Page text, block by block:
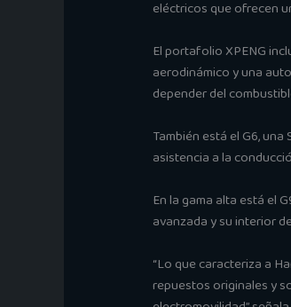
eléctricos que ofrecen
El portafolio XPENG
aerodinámico y una
depender del
También está el G6,
asistencia a la
En la gama alta está el
avanzada y su interior
“Lo que caracteriza a
repuestos originales y